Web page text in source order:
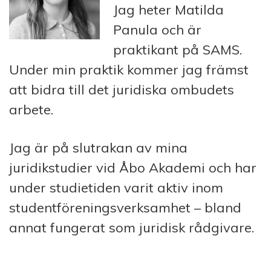
Jag heter Matilda
Panula och är
praktikant på SAMS.
Under min praktik kommer jag främst
att bidra till det juridiska ombudets
arbete.
Jag är på slutrakan av mina
juridikstudier vid Åbo Akademi och har
under studietiden varit aktiv inom
studentföreningsverksamhet – bland
annat fungerat som juridisk rådgivare.